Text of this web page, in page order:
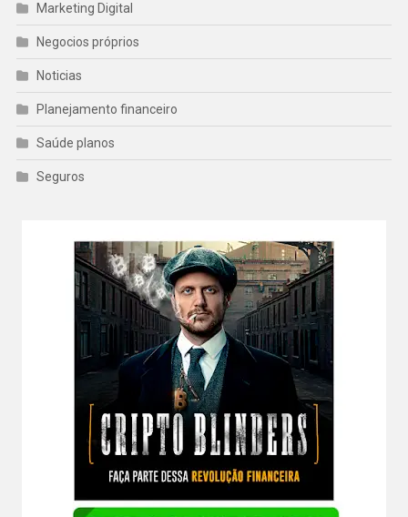
Marketing Digital
Negocios próprios
Noticias
Planejamento financeiro
Saúde planos
Seguros